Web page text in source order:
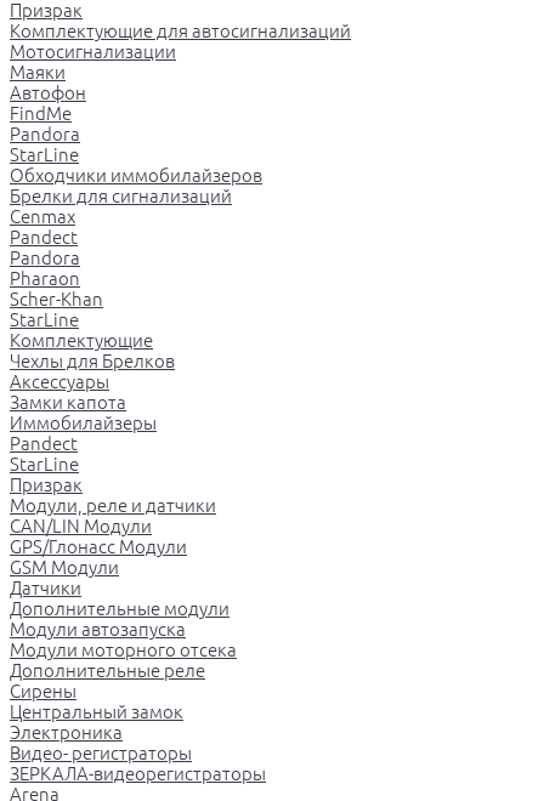
Призрак
Комплектующие для автосигнализаций
Мотосигнализации
Маяки
Автофон
FindMe
Pandora
StarLine
Обходчики иммобилайзеров
Брелки для сигнализаций
Cenmax
Pandect
Pandora
Pharaon
Scher-Khan
StarLine
Комплектующие
Чехлы для Брелков
Аксессуары
Замки капота
Иммобилайзеры
Pandect
StarLine
Призрак
Модули, реле и датчики
CAN/LIN Модули
GPS/Глонасс Модули
GSM Модули
Датчики
Дополнительные модули
Модули автозапуска
Модули моторного отсека
Дополнительные реле
Сирены
Центральный замок
Электроника
Видео- регистраторы
ЗЕРКАЛА-видеорегистраторы
Arena